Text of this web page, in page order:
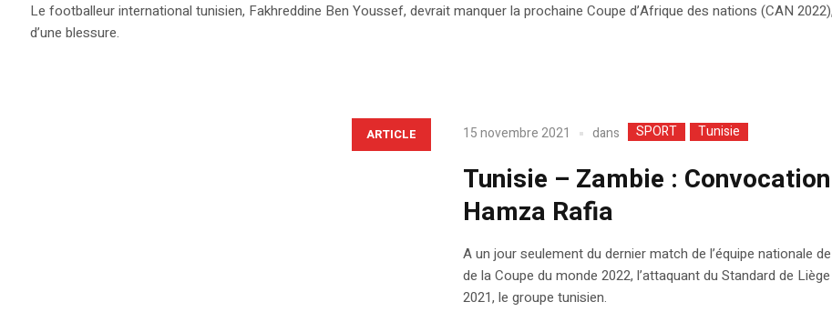
Le footballeur international tunisien, Fakhreddine Ben Youssef, devrait manquer la prochaine Coupe d’Afrique des nations (CAN
d’une blessure.
ARTICLE 15 novembre 2021 dans SPORT Tunisie
Tunisie – Zambie :
Hamza Rafia
A un jour seulement du dernier match de l’équipe nationale
de la Coupe du monde 2022, l’attaquant du Standard de
2021, le groupe tunisien.